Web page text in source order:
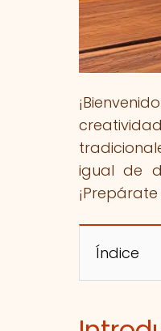
igual de
Índice